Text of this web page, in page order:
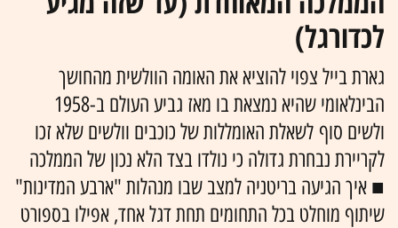
לכדורגל)
גארת בייל צפוי להוציא את האומה הוולשית מהחושך
הבינלאומי שהיא נמצאת בו מאז גביע העולם ב-1958
ולשים סוף לשאלת האומללות של כוכבים וולשים שלא זכו
לקריירת נבחרת גדולה כי נולדו בצד הלא נכון של הממלכה
■ איך הגיעה בריטניה למצב שבו מנהלות "ארבע המדינות"
שיתוף מוחלט בכל התחומים תחת דגל אחד, אפילו בספורט